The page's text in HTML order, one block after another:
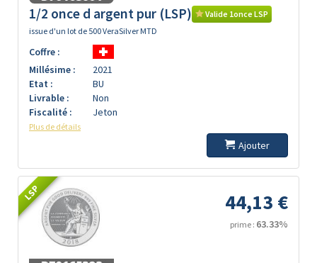
1/2 once d argent pur (LSP)
Valide 1once LSP
issue d'un lot de 500 VeraSilver MTD
Coffre :
Millésime :
2021
Etat :
BU
Livrable :
Non
Fiscalité :
Jeton
Plus de détails
Ajouter
LSP 44,13 €
prime : 63.33%